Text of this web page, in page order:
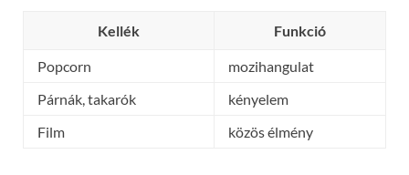
Kellék Funkció
Popcorn
mozihangulat
Párnák, takarók
kényelem
Film
közös élmény